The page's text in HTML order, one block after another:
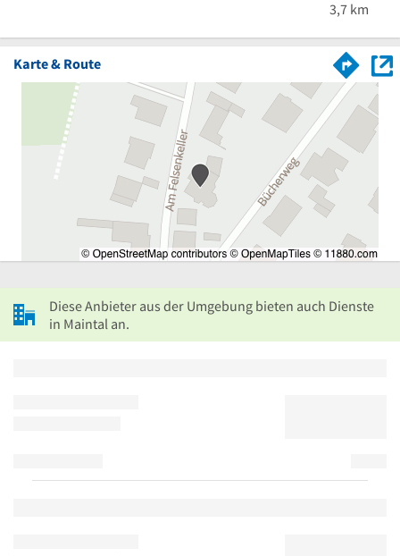
3,7 km
Karte & Route
Diese Anbieter aus der Umgebung bieten auch Dienste
in Maintal an.